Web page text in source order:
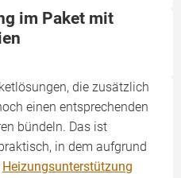
im Paket mit
die zusätzlich
einen entsprechenden
bündeln. Das ist
in dem aufgrund
Heizungsunterstützung